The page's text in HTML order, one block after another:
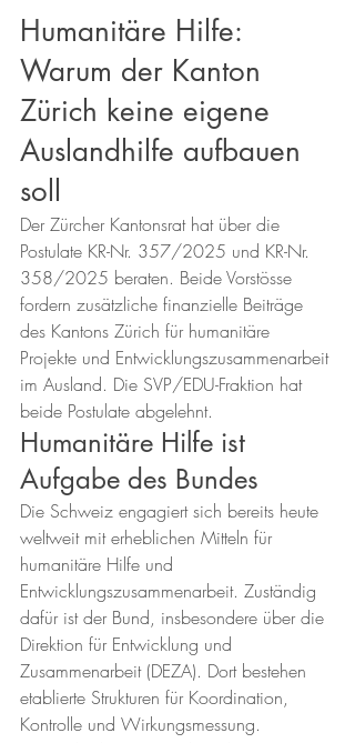
Humanitäre Hilfe:
Warum der Kanton
Zürich keine eigene
Auslandhilfe aufbauen
soll
Der Zürcher Kantonsrat hat über die
Postulate KR-Nr. 357/2025 und KR-Nr.
358/2025 beraten. Beide Vorstösse
fordern zusätzliche finanzielle Beiträge
des Kantons Zürich für humanitäre
Projekte und Entwicklungszusammenarbeit
im Ausland. Die SVP/EDU-Fraktion hat
beide Postulate abgelehnt.
Humanitäre Hilfe ist
Aufgabe des Bundes
Die Schweiz engagiert sich bereits heute
weltweit mit erheblichen Mitteln für
humanitäre Hilfe und
Entwicklungszusammenarbeit. Zuständig
dafür ist der Bund, insbesondere über die
Direktion für Entwicklung und
Zusammenarbeit (DEZA). Dort bestehen
etablierte Strukturen für Koordination,
Kontrolle und Wirkungsmessung.